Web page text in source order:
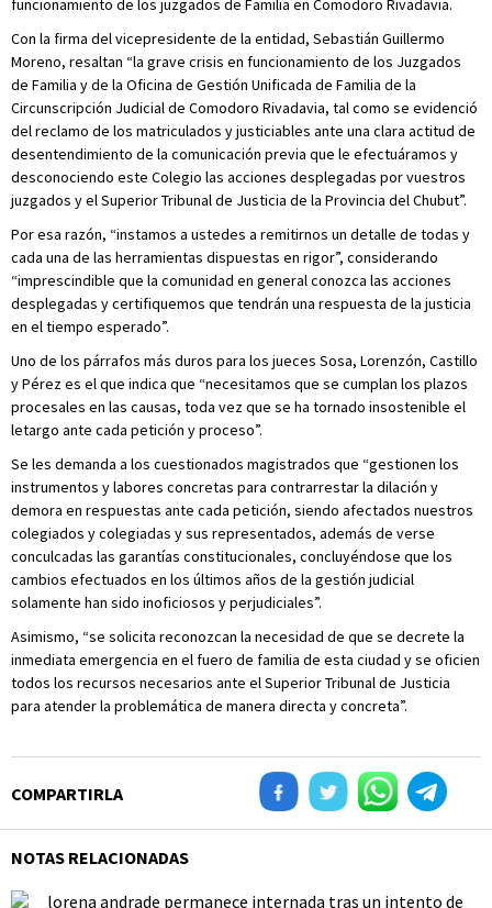
funcionamiento de los juzgados de Familia en Comodoro Rivadavia.
Con la firma del vicepresidente de la entidad, Sebastián Guillermo
Moreno, resaltan “la grave crisis en funcionamiento de los Juzgados
de Familia y de la Oficina de Gestión Unificada de Familia de la
Circunscripción Judicial de Comodoro Rivadavia, tal como se evidenció
del reclamo de los matriculados y justiciables ante una clara actitud de
desentendimiento de la comunicación previa que le efectuáramos y
desconociendo este Colegio las acciones desplegadas por vuestros
juzgados y el Superior Tribunal de Justicia de la Provincia del Chubut”.
Por esa razón, “instamos a ustedes a remitirnos un detalle de todas y
cada una de las herramientas dispuestas en rigor”, considerando
“imprescindible que la comunidad en general conozca las acciones
desplegadas y certifiquemos que tendrán una respuesta de la justicia
en el tiempo esperado”.
Uno de los párrafos más duros para los jueces Sosa, Lorenzón, Castillo
y Pérez es el que indica que “necesitamos que se cumplan los plazos
procesales en las causas, toda vez que se ha tornado insostenible el
letargo ante cada petición y proceso”.
Se les demanda a los cuestionados magistrados que “gestionen los
instrumentos y labores concretas para contrarrestar la dilación y
demora en respuestas ante cada petición, siendo afectados nuestros
colegiados y colegiadas y sus representados, además de verse
conculcadas las garantías constitucionales, concluyéndose que los
cambios efectuados en los últimos años de la gestión judicial
solamente han sido inoficiosos y perjudiciales”.
Asimismo, “se solicita reconozcan la necesidad de que se decrete la
inmediata emergencia en el fuero de familia de esta ciudad y se oficien
todos los recursos necesarios ante el Superior Tribunal de Justicia
para atender la problemática de manera directa y concreta”.
COMPARTIRLA
NOTAS RELACIONADAS